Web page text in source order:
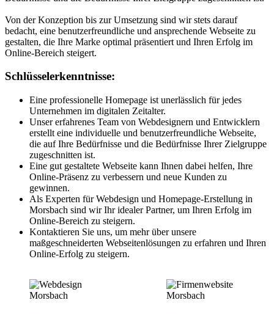
Von der Konzeption bis zur Umsetzung sind wir stets darauf
bedacht, eine benutzerfreundliche und ansprechende Webseite zu
gestalten, die Ihre Marke optimal präsentiert und Ihren Erfolg im
Online-Bereich steigert.
Schlüsselerkenntnisse:
Eine professionelle Homepage ist unerlässlich für jedes
Unternehmen im digitalen Zeitalter.
Unser erfahrenes Team von Webdesignern und Entwicklern
erstellt eine individuelle und benutzerfreundliche Webseite,
die auf Ihre Bedürfnisse und die Bedürfnisse Ihrer Zielgruppe
zugeschnitten ist.
Eine gut gestaltete Webseite kann Ihnen dabei helfen, Ihre
Online-Präsenz zu verbessern und neue Kunden zu
gewinnen.
Als Experten für Webdesign und Homepage-Erstellung in
Morsbach sind wir Ihr idealer Partner, um Ihren Erfolg im
Online-Bereich zu steigern.
Kontaktieren Sie uns, um mehr über unsere
maßgeschneiderten Webseitenlösungen zu erfahren und Ihren
Online-Erfolg zu steigern.